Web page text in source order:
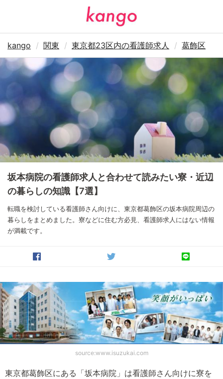
kango 関東 東京都23区内の看護師求人 葛飾区
坂本病院の看護師求人と合わせて読みたい寮・近辺
の暮らしの知識【7選】
転職を検討している看護師さん向けに、東京都葛飾区の坂本病院周辺の
暮らしをまとめました。寮などに住む方必見、看護師求人にはない情報
が満載です。
source:www.isuzukai.com
東京都葛飾区にある「坂本病院」は看護師さん向けに寮を